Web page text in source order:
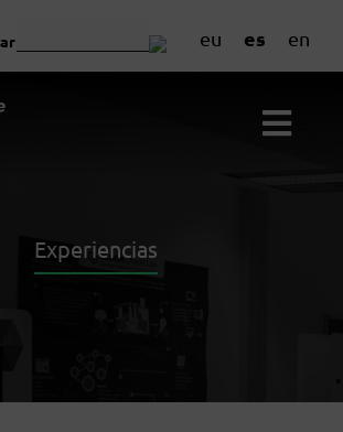
eu es en
Experiencias